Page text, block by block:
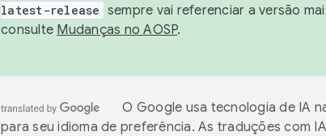
latest-release sempre vai referenciar a versão
consulte Mudanças no AOSP.
O Google usa tecnologia de IA
para seu idioma de preferência. As traduções com